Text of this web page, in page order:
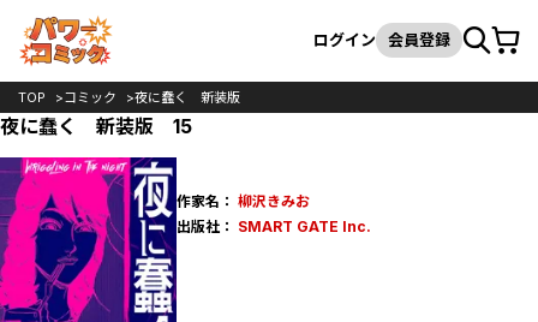
検索
ログイン 会員登録カート
TOP コミック 夜に蠢く 新装版
夜に蠢く 新装版 15
作家名： 柳沢きみお
出版社： SMART GATE Inc.